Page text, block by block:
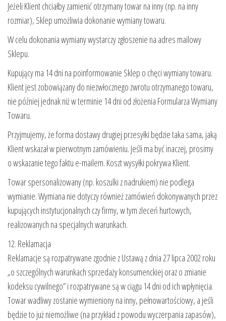
Jeżeli Klient chciałby zamienić otrzymany towar na inny (np. na inny
rozmiar), Sklep umożliwia dokonanie wymiany towaru.
W celu dokonania wymiany wystarczy zgłoszenie na adres mailowy
Sklepu.
Kupujący ma 14 dni na poinformowanie Sklep o chęci wymiany towaru.
Klient jest zobowiązany do niezwłocznego zwrotu otrzymanego towaru,
nie później jednak niż w terminie 14 dni od złożenia Formularza Wymiany
Towaru.
Przyjmujemy, że forma dostawy drugiej przesyłki będzie taka sama, jaką
Klient wskazał w pierwotnym zamówieniu. Jeśli ma być inaczej, prosimy
o wskazanie tego faktu e-mailem. Koszt wysyłki pokrywa Klient.
Towar spersonalizowany (np. koszulki z nadrukiem) nie podlega
wymianie. Wymiana nie dotyczy również zamówień dokonywanych przez
kupujących instytucjonalnych czy firmy, w tym zleceń hurtowych,
realizowanych na specjalnych warunkach.
12. Reklamacja
Reklamacje są rozpatrywane zgodnie z Ustawą z dnia 27 lipca 2002 roku
„o szczególnych warunkach sprzedaży konsumenckiej oraz o zmianie
kodeksu cywilnego” i rozpatrywane są w ciągu 14 dni od ich wpłynięcia.
Towar wadliwy zostanie wymieniony na inny, pełnowartościowy, a jeśli
będzie to już niemożliwe (na przykład z powodu wyczerpania zapasów),